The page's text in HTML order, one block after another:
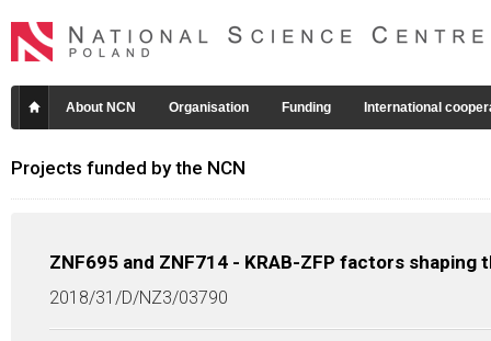
About NCN Organisation Funding International
Projects funded by the NCN
ZNF695 and ZNF714 - KRAB-ZFP factors
2018/31/D/NZ3/03790